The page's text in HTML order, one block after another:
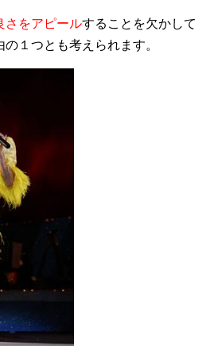
さをアピールすることを欠かして
１つとも考えられます。